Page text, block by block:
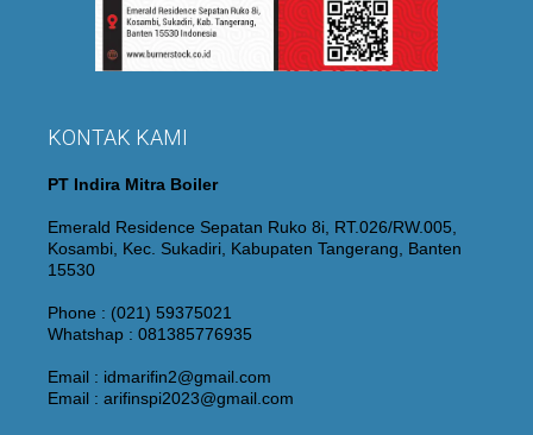
KONTAK KAMI
PT Indira Mitra Boiler
Emerald Residence Sepatan Ruko 8i, RT.026/RW.005,
Kosambi, Kec. Sukadiri, Kabupaten Tangerang, Banten
15530
Phone : (021) 59375021
Whatshap : 081385776935
Email : idmarifin2@gmail.com
Email : arifinspi2023@gmail.com